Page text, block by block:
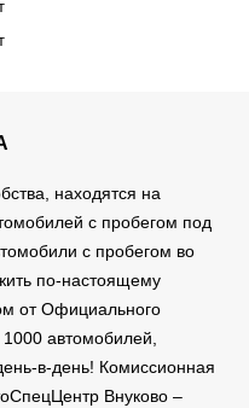
находятся на
с пробегом под
с пробегом во
по-настоящему
от Официального
автомобилей,
в-день! Комиссионная
Внуково –